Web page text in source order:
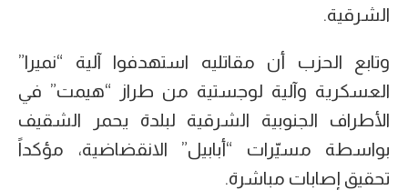
الشرقية.
وتابع الحزب أن مقاتليه استهدفوا آلية “نميرا”
العسكرية وآلية لوجستية من طراز “هيمت” في
الأطراف الجنوبية الشرقية لبلدة يحمر الشقيف
بواسطة مسيّرات “أبابيل” الانقضاضية، مؤكداً
تحقيق إصابات مباشرة.